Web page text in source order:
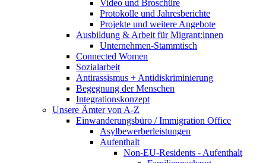
Video und Broschüre
Protokolle und Jahresberichte
Projekte und weitere Angebote
Ausbildung & Arbeit für Migrant:innen
Unternehmen-Stammtisch
Connected Women
Sozialarbeit
Antirassismus + Antidiskriminierung
Begegnung der Menschen
Integrationskonzept
Unsere Ämter von A-Z
Einwanderungsbüro / Immigration Office
Asylbewerberleistungen
Aufenthalt
Non-EU-Residents - Aufenthalt